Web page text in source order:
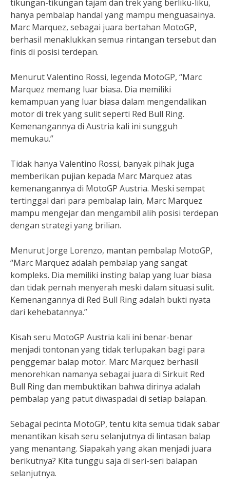
tikungan-tikungan tajam dan trek yang berliku-liku,
hanya pembalap handal yang mampu menguasainya.
Marc Marquez, sebagai juara bertahan MotoGP,
berhasil menaklukkan semua rintangan tersebut dan
finis di posisi terdepan.
Menurut Valentino Rossi, legenda MotoGP, “Marc
Marquez memang luar biasa. Dia memiliki
kemampuan yang luar biasa dalam mengendalikan
motor di trek yang sulit seperti Red Bull Ring.
Kemenangannya di Austria kali ini sungguh
memukau.”
Tidak hanya Valentino Rossi, banyak pihak juga
memberikan pujian kepada Marc Marquez atas
kemenangannya di MotoGP Austria. Meski sempat
tertinggal dari para pembalap lain, Marc Marquez
mampu mengejar dan mengambil alih posisi terdepan
dengan strategi yang brilian.
Menurut Jorge Lorenzo, mantan pembalap MotoGP,
“Marc Marquez adalah pembalap yang sangat
kompleks. Dia memiliki insting balap yang luar biasa
dan tidak pernah menyerah meski dalam situasi sulit.
Kemenangannya di Red Bull Ring adalah bukti nyata
dari kehebatannya.”
Kisah seru MotoGP Austria kali ini benar-benar
menjadi tontonan yang tidak terlupakan bagi para
penggemar balap motor. Marc Marquez berhasil
menorehkan namanya sebagai juara di Sirkuit Red
Bull Ring dan membuktikan bahwa dirinya adalah
pembalap yang patut diwaspadai di setiap balapan.
Sebagai pecinta MotoGP, tentu kita semua tidak sabar
menantikan kisah seru selanjutnya di lintasan balap
yang menantang. Siapakah yang akan menjadi juara
berikutnya? Kita tunggu saja di seri-seri balapan
selanjutnya.